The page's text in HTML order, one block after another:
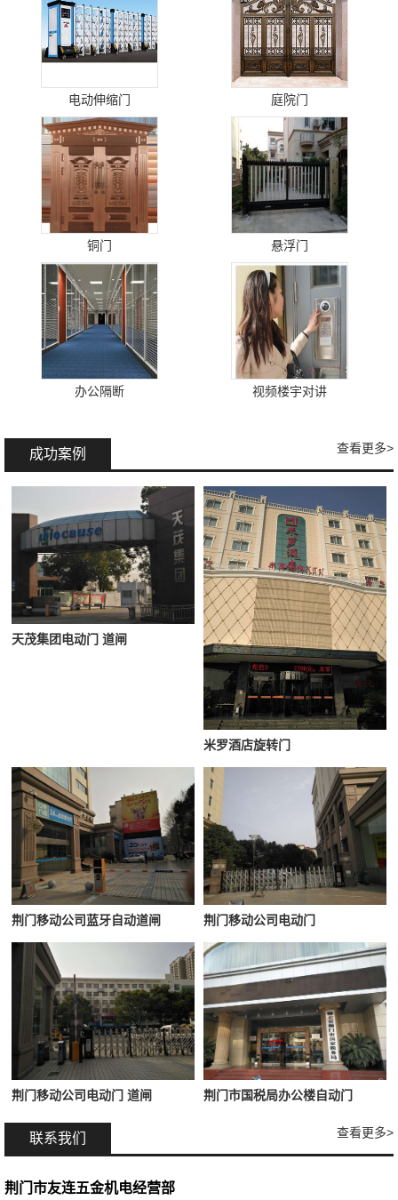
电动伸缩门 庭院门
铜门 悬浮门
办公隔断 视频楼宇对讲
成功案例 查看更多>
天茂集团电动门 道闸
米罗酒店旋转门
荆门移动公司蓝牙自动道闸 荆门移动公司电动门
荆门移动公司电动门 道闸 荆门市国税局办公楼自动门
联系我们 查看更多>
荆门市友连五金机电经营部